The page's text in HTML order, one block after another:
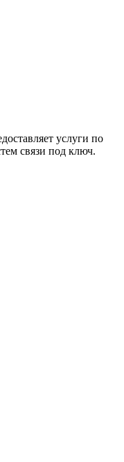
услуги по
связи под ключ.